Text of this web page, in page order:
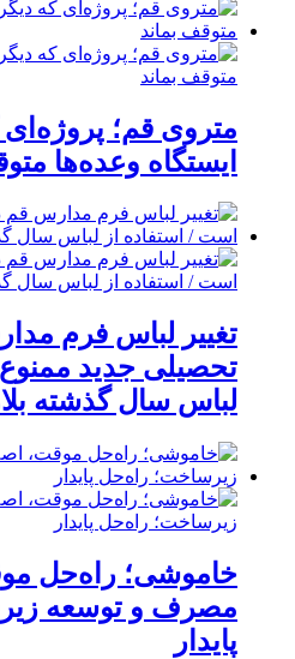
متروی قم؛ پروژه‌ای
ایستگاه وعده‌ها
تغییر لباس فرم
تحصیلی جدید
لباس سال گذشته
خاموشی؛ راه‌حل
مصرف و توسعه
پایدار